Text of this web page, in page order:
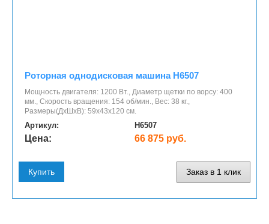
Роторная однодисковая машина H6507
Мощность двигателя: 1200 Вт., Диаметр щетки по ворсу: 400
мм., Скорость вращения: 154 об/мин., Вес: 38 кг.,
Размеры(ДхШхВ): 59х43х120 см.
Артикул: H6507
Цена: 66 875 руб.
Купить Заказ в 1 клик